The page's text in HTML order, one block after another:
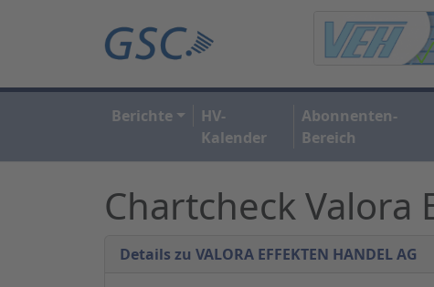
Berichte
HV-
Kalender
Abonnenten-
Bereich
Chartcheck
Details zu VALORA EFFEKTEN HANDEL AG